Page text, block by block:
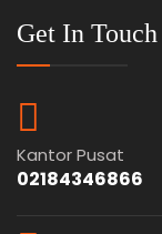
Get In Touch
Kantor Pusat
02184346866